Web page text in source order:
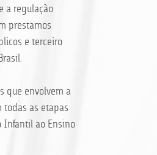
a regulação
prestamos
e terceiro
que envolvem a
todas as etapas
Infantil ao Ensino